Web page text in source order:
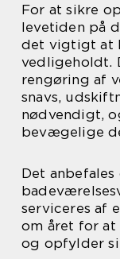
For at sikre
levetiden på
det vigtigt at
vedligeholdt.
rengøring af
snavs,
nødvendigt,
bevægelige
Det anbefales
serviceres af
om året for
og opfylder